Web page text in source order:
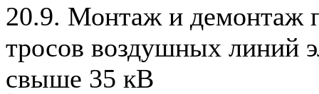
20.9. Монтаж и демонтаж
тросов воздушных линий
свыше 35 кВ